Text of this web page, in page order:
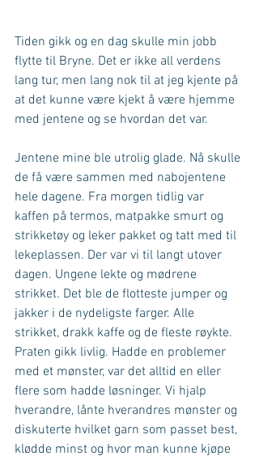
Tiden gikk og en dag skulle min jobb
flytte til Bryne. Det er ikke all verdens
lang tur, men lang nok til at jeg kjente på
at det kunne være kjekt å være hjemme
med jentene og se hvordan det var.
Jentene mine ble utrolig glade. Nå skulle
de få være sammen med nabojentene
hele dagene. Fra morgen tidlig var
kaffen på termos, matpakke smurt og
strikketøy og leker pakket og tatt med til
lekeplassen. Der var vi til langt utover
dagen. Ungene lekte og mødrene
strikket. Det ble de flotteste jumper og
jakker i de nydeligste farger. Alle
strikket, drakk kaffe og de fleste røykte.
Praten gikk livlig. Hadde en problemer
med et mønster, var det alltid en eller
flere som hadde løsninger. Vi hjalp
hverandre, lånte hverandres mønster og
diskuterte hvilket garn som passet best,
klødde minst og hvor man kunne kjøpe